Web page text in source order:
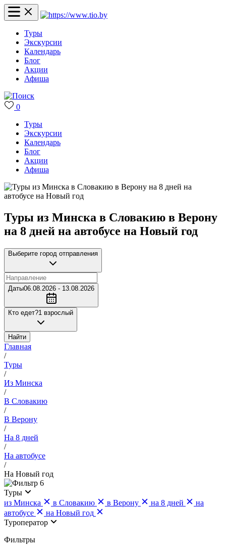
Туры
Экскурсии
Календарь
Блог
Акции
Афиша
0
Туры
Экскурсии
Календарь
Блог
Акции
Афиша
Туры из Минска в Словакию в Верону
на 8 дней на автобусе на Новый год
Выберите город отправления
Даты06.08.2026 - 13.08.2026
Кто едет?1 взрослый
Найти
Главная
/
Туры
/
Из Минска
/
В Словакию
/
В Верону
/
На 8 дней
/
На автобусе
/
На Новый год
6
Туры
из Минска
в Словакию в Верону на 8 дней
на
автобусе
на Новый год
Туроператор
Фильтры